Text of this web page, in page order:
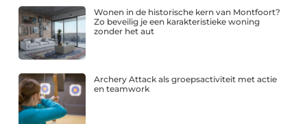
Wonen in de historische kern van Montfoort?
Zo beveilig je een karakteristieke woning
zonder het aut
Archery Attack als groepsactiviteit met actie
en teamwork